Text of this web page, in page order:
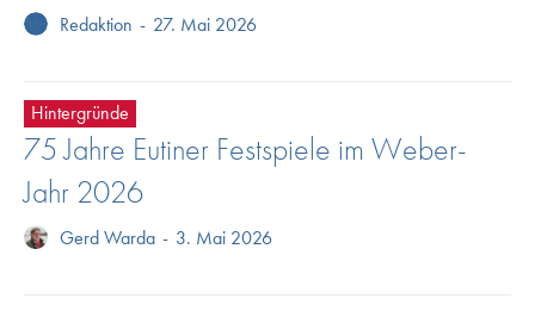
Redaktion - 27. Mai 2026
Hintergründe
75 Jahre Eutiner Festspiele im Weber-
Jahr 2026
Gerd Warda - 3. Mai 2026